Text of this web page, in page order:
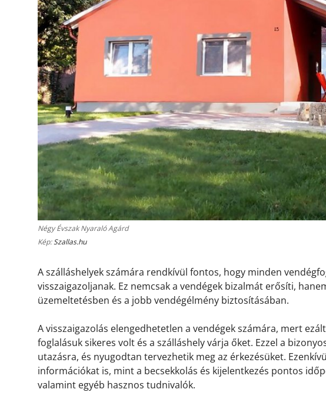
Négy Évszak Nyaraló Agárd
Kép:Szallas.hu
A szálláshelyek számára rendkívül fontos, hogy minden
visszaigazoljanak. Ez nemcsak a vendégek bizalmát erősíti,
üzemeltetésben és a jobb vendégélmény biztosításában.
A visszaigazolás elengedhetetlen a vendégek számára, mert
foglalásuk sikeres volt és a szálláshely várja őket. Ezzel a
utazásra, és nyugodtan tervezhetik meg az érkezésüket.
információkat is, mint a becsekkolás és kijelentkezés pontos
valamint egyéb hasznos tudnivalók.